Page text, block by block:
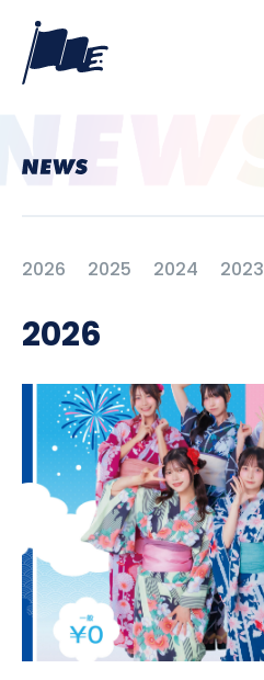
PROFILE
NEWS
SCHEDULE
2026 2025 2024 2023
2026